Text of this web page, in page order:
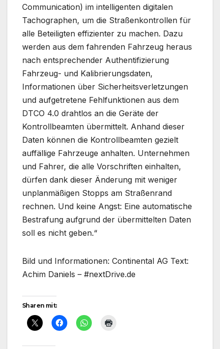
Communication) im intelligenten digitalen
Tachographen, um die Straßenkontrollen für
alle Beteiligten effizienter zu machen. Dazu
werden aus dem fahrenden Fahrzeug heraus
nach entsprechender Authentifizierung
Fahrzeug- und Kalibrierungsdaten,
Informationen über Sicherheitsverletzungen
und aufgetretene Fehlfunktionen aus dem
DTCO 4.0 drahtlos an die Geräte der
Kontrollbeamten übermittelt. Anhand dieser
Daten können die Kontrollbeamten gezielt
auffällige Fahrzeuge anhalten. Unternehmen
und Fahrer, die alle Vorschriften einhalten,
dürfen dank dieser Änderung mit weniger
unplanmäßigen Stopps am Straßenrand
rechnen. Und keine Angst: Eine automatische
Bestrafung aufgrund der übermittelten Daten
soll es nicht geben.“
Bild und Informationen: Continental AG Text:
Achim Daniels – #nextDrive.de
Sharen mit: